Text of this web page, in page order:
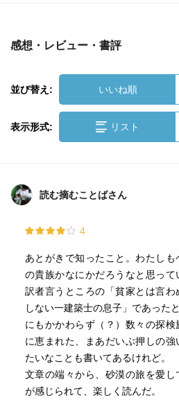
感想・レビュー・書評
並び替え: いいね順
表示形式: リスト
読む摘むことばさん
4
あとがきで知ったこと。わたし
の貴族かなにかだろうなと思って
訳者言うところの「貧家とは言わ
しない一建築士の息子」であったと
にもかかわらず（？）数々の探
に恵まれた、まあだいぶ押しの
たいなことも書いてあるけれど。
文章の端々から、砂漠の旅を愛し
が感じられて、楽しく読んだ。